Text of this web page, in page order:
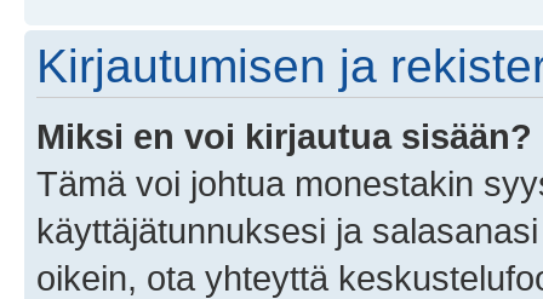
Kirjautumisen ja
Miksi en voi kirjautua sisään?
Tämä voi johtua monestakin
käyttäjätunnuksesi ja
oikein, ota yhteyttä